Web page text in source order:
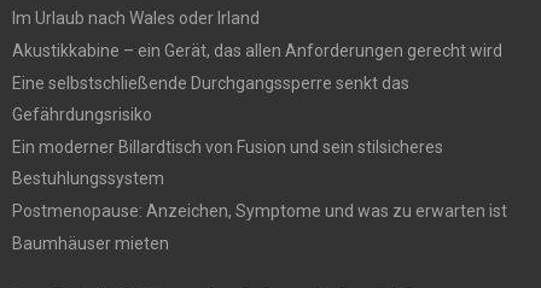
Im Urlaub nach Wales oder Irland
Akustikkabine – ein Gerät, das allen Anforderungen gerecht wird
Eine selbstschließende Durchgangssperre senkt das
Gefährdungsrisiko
Ein moderner Billardtisch von Fusion und sein stilsicheres
Bestuhlungssystem
Postmenopause: Anzeichen, Symptome und was zu erwarten ist
Baumhäuser mieten